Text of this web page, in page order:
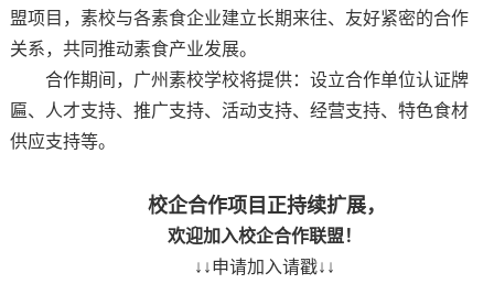
盟项目，素校与各素食企业建立长期来往、友好紧密的合作
关系，共同推动素食产业发展。
合作期间，广州素校学校将提供：设立合作单位认证牌
匾、人才支持、推广支持、活动支持、经营支持、特色食材
供应支持等。
校企合作项目正持续扩展，
欢迎加入校企合作联盟！
↓↓申请加入请戳↓↓